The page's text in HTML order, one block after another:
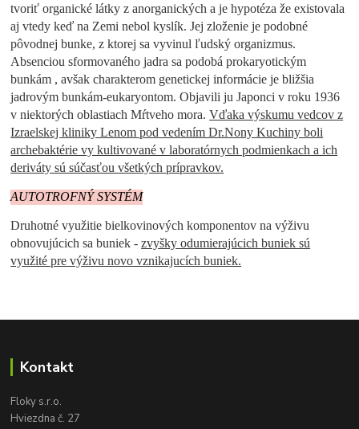
tvoriť organické látky z anorganických a je hypotéza že existovala
aj vtedy keď na Zemi nebol kyslík. Jej zloženie je podobné
pôvodnej bunke, z ktorej sa vyvinul ľudský organizmus.
Absenciou sformovaného jadra sa podobá prokaryotickým
bunkám , avšak charakterom genetickej informácie je bližšia
jadrovým bunkám-eukaryontom. Objavili ju Japonci v roku 1936
v niektorých oblastiach Mŕtveho mora.Vďaka výskumu vedcov z
Izraelskej kliniky Lenom pod vedením Dr.Nony Kuchiny boli
archebaktérie vy kultivované v laboratórnych podmienkach a ich
deriváty sú súčasťou všetkých prípravkov.
AUTOTROFNÝ SYSTÉM
Druhotné využitie bielkovinových komponentov na výživu
obnovujúcich sa buniek -zvyšky odumierajúcich buniek sú
využité pre výživu novo vznikajucích buniek.
Kontakt
Floky s.r.o.
Hviezdna č. 27